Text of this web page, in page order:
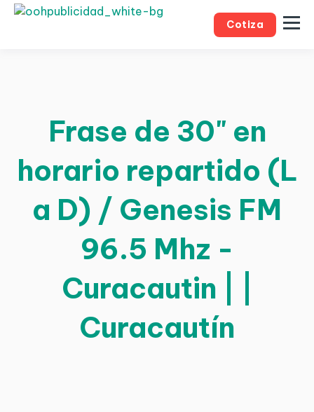
Cotiza
Frase de 30" en
horario repartido (L
a D) / Genesis FM
96.5 Mhz -
Curacautin | |
Curacautín